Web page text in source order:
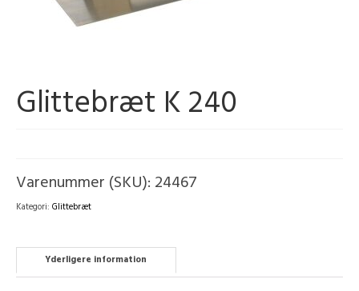
Glittebræt K 240
Varenummer (SKU): 24467
Kategori: Glittebræt
Yderligere information